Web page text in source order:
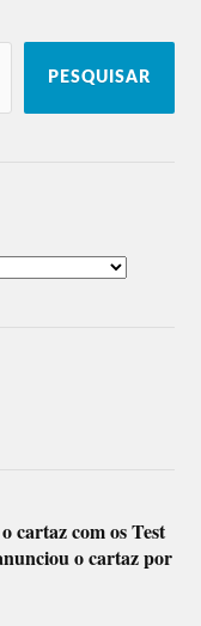
PESQUISAR
cartaz com os Test
o cartaz por